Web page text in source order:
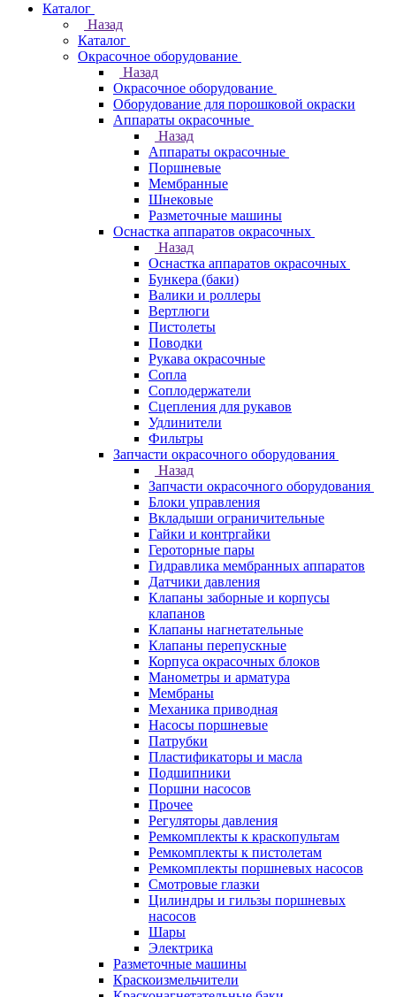
Каталог
Назад
Каталог
Окрасочное оборудование
Назад
Окрасочное оборудование
Оборудование для порошковой окраски
Аппараты окрасочные
Назад
Аппараты окрасочные
Поршневые
Мембранные
Шнековые
Разметочные машины
Оснастка аппаратов окрасочных
Назад
Оснастка аппаратов окрасочных
Бункера (баки)
Валики и роллеры
Вертлюги
Пистолеты
Поводки
Рукава окрасочные
Сопла
Соплодержатели
Сцепления для рукавов
Удлинители
Фильтры
Запчасти окрасочного оборудования
Назад
Запчасти окрасочного оборудования
Блоки управления
Вкладыши ограничительные
Гайки и контргайки
Героторные пары
Гидравлика мембранных аппаратов
Датчики давления
Клапаны заборные и корпусы
клапанов
Клапаны нагнетательные
Клапаны перепускные
Корпуса окрасочных блоков
Манометры и арматура
Мембраны
Механика приводная
Насосы поршневые
Патрубки
Пластификаторы и масла
Подшипники
Поршни насосов
Прочее
Регуляторы давления
Ремкомплекты к краскопультам
Ремкомплекты к пистолетам
Ремкомплекты поршневых насосов
Смотровые глазки
Цилиндры и гильзы поршневых
насосов
Шары
Электрика
Разметочные машины
Краскоизмельчители